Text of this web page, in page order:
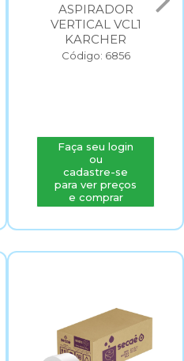
ASPIRADOR
VERTICAL VCL1
KARCHER
Código: 6856
Faça seu login
ou
cadastre-se
para ver preços
e comprar